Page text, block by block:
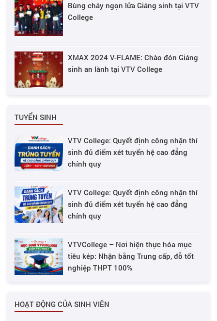
Bùng cháy ngọn lửa Giáng sinh tại VTV
College
XMAX 2024 V-FLAME: Chào đón Giáng
sinh an lành tại VTV College
TUYỂN SINH
VTV College: Quyết định công nhận thí
sinh đủ điểm xét tuyển hệ cao đẳng
chính quy
VTV College: Quyết định công nhận thí
sinh đủ điểm xét tuyển hệ cao đẳng
chính quy
VTVCollege – Nơi hiện thực hóa mục
tiêu kép: Nhận bằng Trung cấp, đỗ tốt
nghiệp THPT 100%
HOẠT ĐỘNG CỦA SINH VIÊN